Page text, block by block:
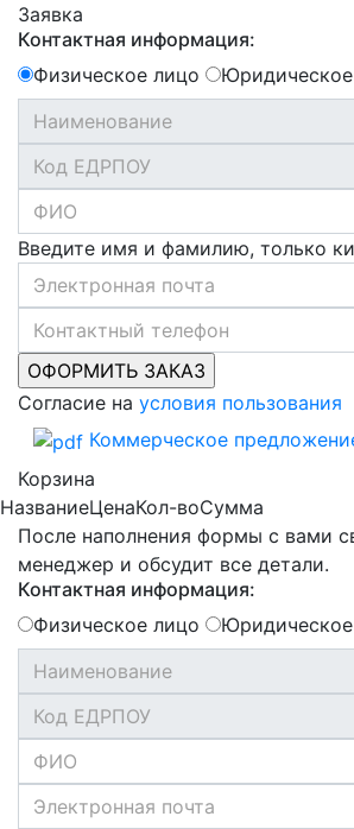
Заявка
Контактная информация:
Физическое лицо
Введите имя и фамилию, только
Согласие на условия пользования
Коммерческое
Корзина
НазваниеЦенаКол-воСумма
После наполнения формы с вами
менеджер и обсудит все детали.
Контактная информация:
Физическое лицо